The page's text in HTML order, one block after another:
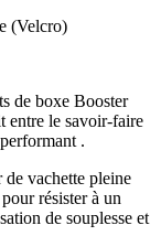
(Velcro)
de boxe Booster
entre le savoir-faire
.
vachette pleine
résister à un
de souplesse et